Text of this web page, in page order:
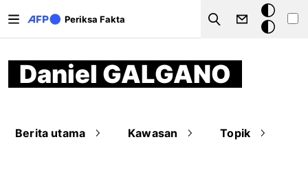
Periksa Fakta
Search
Mode
gelap
Daniel GALGANO
Berita utama Kawasan Topik